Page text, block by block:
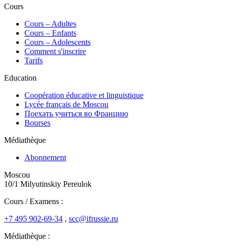
Cours
Сours – Adultes
Cours – Enfants
Cours – Adolescents
Comment s'inscrire
Tarifs
Education
Coopération éducative et linguistique
Lycée français de Moscou
Поехать учиться во Францию
Bourses
Médiathèque
Abonnement
Moscou
10/1 Milyutinskiy Pereulok
Cours / Examens :
+7 495 902-69-34 , scc@ifrussie.ru
Médiathèque :